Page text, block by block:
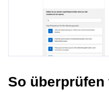
So